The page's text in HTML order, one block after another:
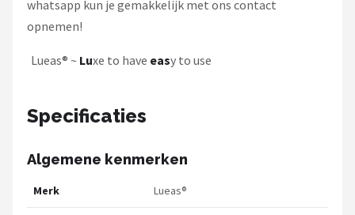
whatsapp kun je gemakkelijk met ons contact
opnemen!
Lueas® ~ Luxe to have easy to use
Specificaties
Algemene kenmerken
Merk Lueas®